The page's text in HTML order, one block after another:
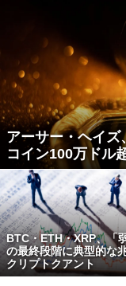
アーサー・ヘイズ
コイン100万ドル
BTC・ETH・XRP、「
の最終段階に典型的な
クリプトクアント